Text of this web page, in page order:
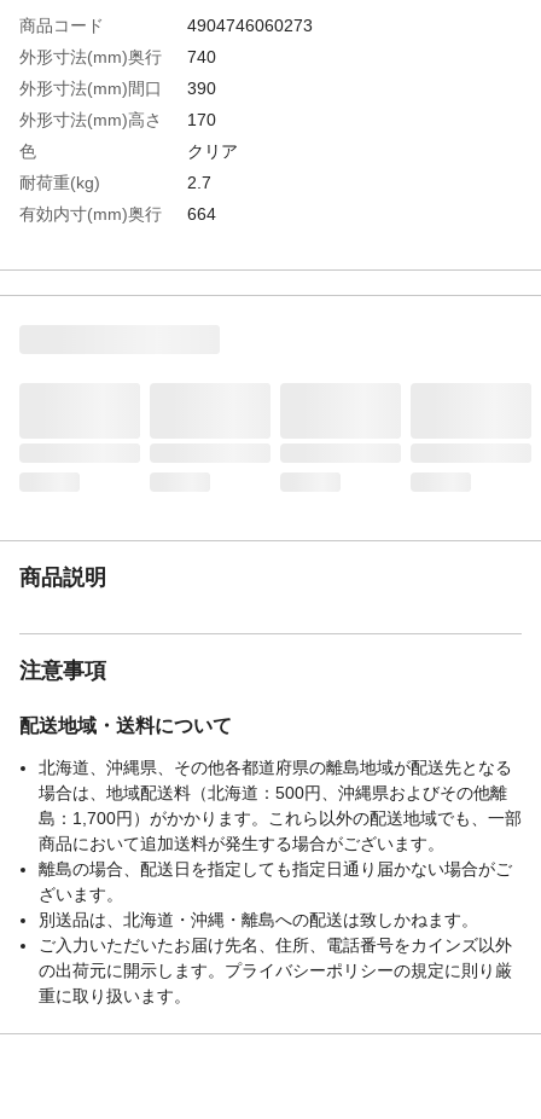
商品コード
4904746060273
外形寸法(mm)奥行
740
外形寸法(mm)間口
390
外形寸法(mm)高さ
170
色
クリア
耐荷重(kg)
2.7
有効内寸(mm)奥行
664
有効内寸(mm)高さ
121
商品説明
注意事項
配送地域・送料について
北海道、沖縄県、その他各都道府県の離島地域が配送先となる
場合は、地域配送料（北海道：500円、沖縄県およびその他離
島：1,700円）がかかります。これら以外の配送地域でも、一部
商品において追加送料が発生する場合がございます。
離島の場合、配送日を指定しても指定日通り届かない場合がご
ざいます。
別送品は、北海道・沖縄・離島への配送は致しかねます。
ご入力いただいたお届け先名、住所、電話番号をカインズ以外
の出荷元に開示します。プライバシーポリシーの規定に則り厳
重に取り扱います。